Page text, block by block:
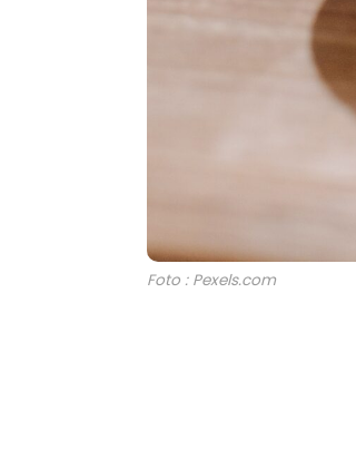
Foto : Pexels.com